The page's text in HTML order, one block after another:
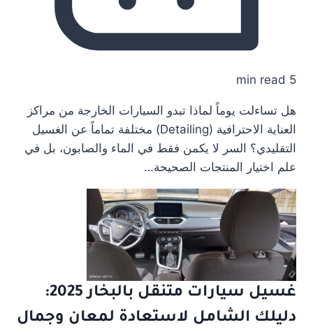
5 min read
هل تساءلت يوماً لماذا تبدو السيارات الخارجة من مراكز
العناية الاحترافية (Detailing) مختلفة تماماً عن الغسيل
التقليدي؟ السر لا يكمن فقط في الماء والصابون، بل في
علم اختيار المنتجات الصحيحة…
غسيل سيارات متنقل بالبخار 2025:
دليلك الشامل لاستعادة لمعان وجمال